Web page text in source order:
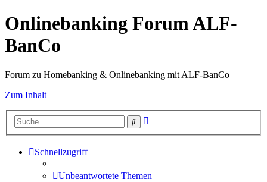
Onlinebanking Forum ALF-
BanCo
Forum zu Homebanking & Onlinebanking mit ALF-BanCo
Zum Inhalt
Suche
Schnellzugriff
Unbeantwortete Themen